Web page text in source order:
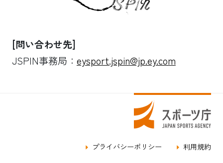
[問い合わせ先]
JSPIN事務局： eysport.jspin@jp.ey.com
プライバシーポリシー 利用規約